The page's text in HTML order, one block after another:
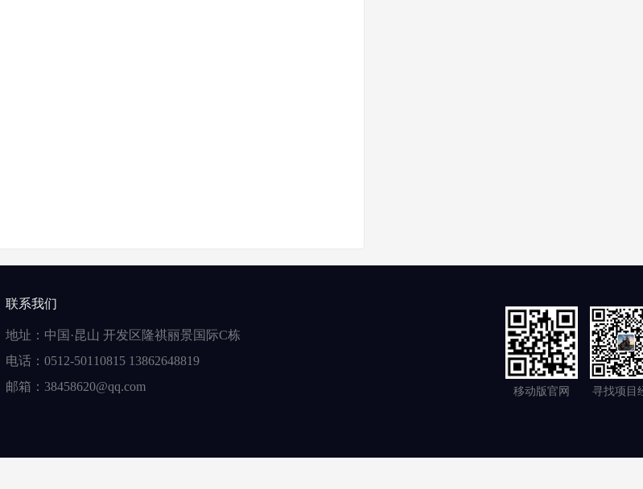
联系我们
地址：中国·昆山 开发区隆祺丽景国际C栋
电话：0512-50110815 13862648819
邮箱：38458620@qq.com
移动版官网 寻找项目